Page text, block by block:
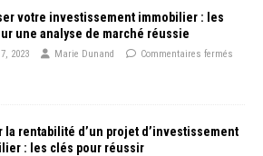
votre investissement immobilier : les
une analyse de marché réussie
2023 Marie Dunand Commentaires fermés
la rentabilité d’un projet d’investissement
: les clés pour réussir